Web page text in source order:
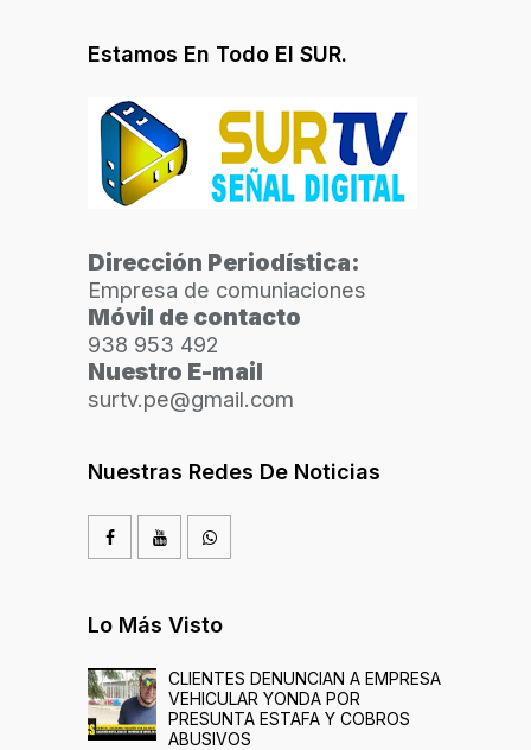
Estamos En Todo El SUR.
Dirección Periodística:
Empresa de comuniaciones
Móvil de contacto
938 953 492
Nuestro E-mail
surtv.pe@gmail.com
Nuestras Redes De Noticias
Lo Más Visto
CLIENTES DENUNCIAN A EMPRESA
VEHICULAR YONDA POR
PRESUNTA ESTAFA Y COBROS
ABUSIVOS